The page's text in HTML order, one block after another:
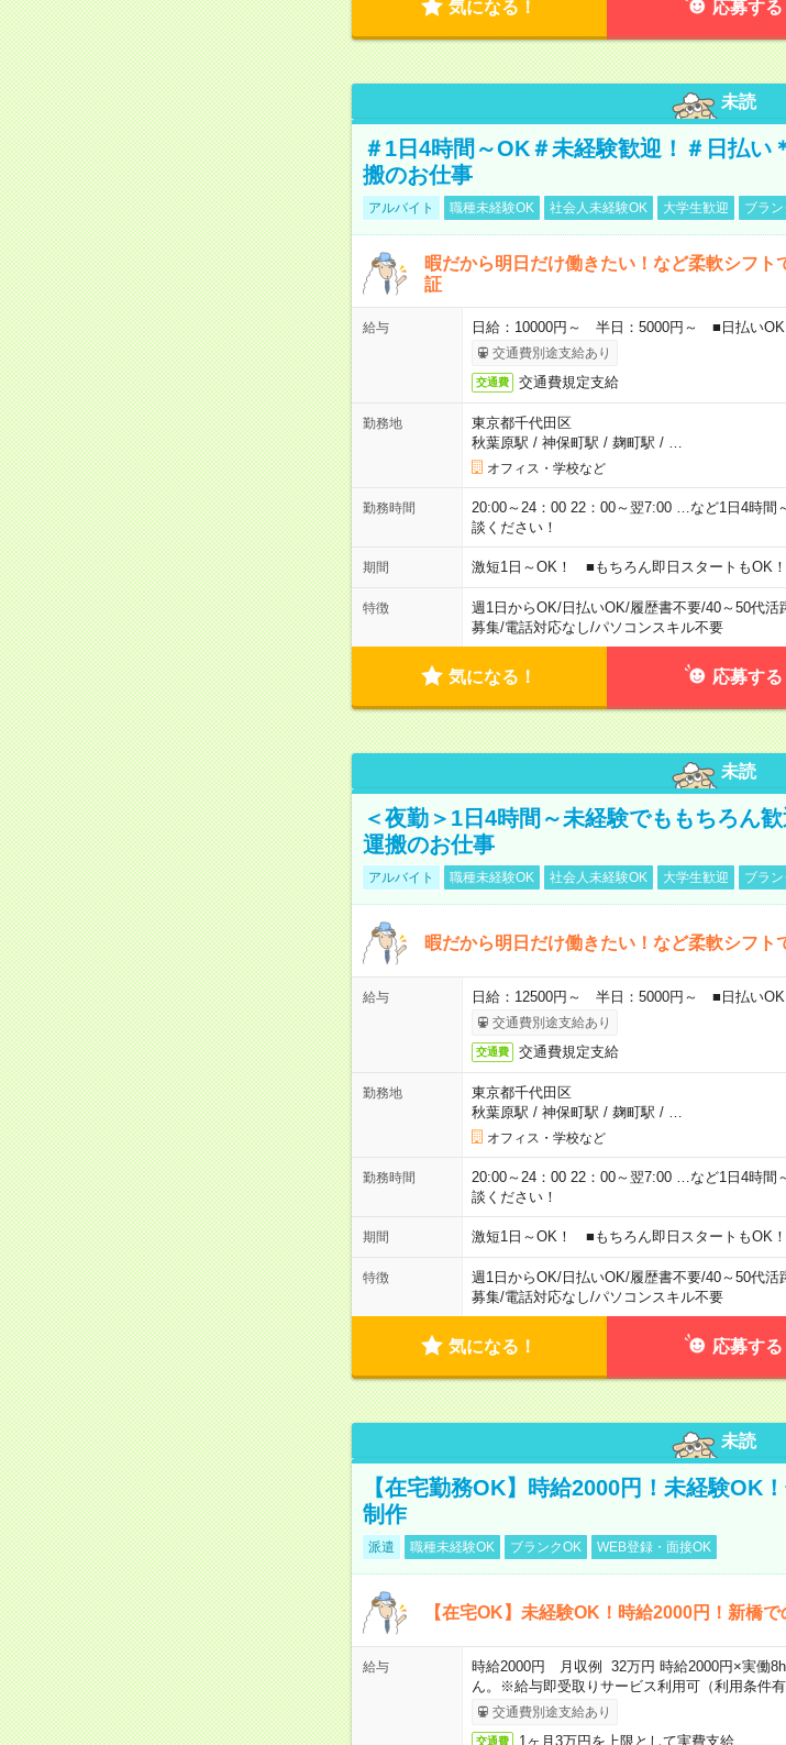
気になる！ 応募する
未読
＃1日4時間～OK＃未経験歓迎！＃日払い
搬のお仕事
アルバイト 職種未経験OK 社会人未経験OK 大学生歓迎 ブラ
暇だから明日だけ働きたい！など柔軟シフ
証
給与 日給：10000円～ 半日：5000円～ ■日払いOK
交通費別途支給あり
交通費 交通費規定支給
勤務地
東京都千代田区
秋葉原駅 / 神保町駅 / 麹町駅 /
オフィス・学校など
勤務時間
20:00～24：00 22：00～翌7:00 …など1日4時間
談ください！
期間 激短1日～OK！ ■もちろん即日スタートもOK
特徴 週1日からOK/日払いOK/履歴書不要/40～50代活
募集/電話対応なし/パソコンスキル不要
気になる！ 応募する
未読
＜夜勤＞1日4時間～未経験でももちろん
運搬のお仕事
アルバイト 職種未経験OK 社会人未経験OK 大学生歓迎 ブラ
暇だから明日だけ働きたい！など柔軟シフ
給与 日給：12500円～ 半日：5000円～ ■日払いOK
交通費別途支給あり
交通費 交通費規定支給
勤務地
東京都千代田区
秋葉原駅 / 神保町駅 / 麹町駅 /
オフィス・学校など
勤務時間
20:00～24：00 22：00～翌7:00 …など1日4時間
談ください！
期間 激短1日～OK！ ■もちろん即日スタートもOK
特徴 週1日からOK/日払いOK/履歴書不要/40～50代活
募集/電話対応なし/パソコンスキル不要
気になる！ 応募する
未読
【在宅勤務OK】時給2000円！未経験OK
制作
派遣 職種未経験OK ブランクOK WEB登録・面接OK
【在宅OK】未経験OK！時給2000円！新橋
給与
時給2000円 月収例 32万円 時給2000円×実働
ん。※給与即受取りサービス利用可（利用条件有
交通費別途支給あり
交通費 1ヶ月3万円を上限として実費支給